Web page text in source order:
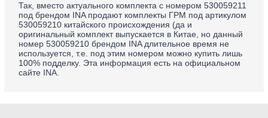
Так, вместо актуального комплекта с номером 530059211
под брендом INA продают комплекты ГРМ под артикулом
530059210 китайского происхождения (да и
оригинальный комплект выпускается в Китае, но данный
номер 530059210 брендом INA длительное время не
используется, т.е. под этим номером можно купить лишь
100% подделку. Эта информация есть на официальном
сайте INA.